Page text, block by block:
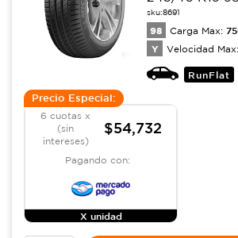
sku:8691
98 Carga Max:
Y Velocidad Max:
RunFlat
Precio Especial:
6 cuotas x
(sin
intereses)
$54,732
Pagando con:
X unidad